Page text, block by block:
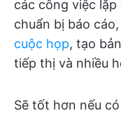
các công việc
chuẩn bị báo
cuộc họp, tạo
tiếp thị và nhiều
Sẽ tốt hơn nếu